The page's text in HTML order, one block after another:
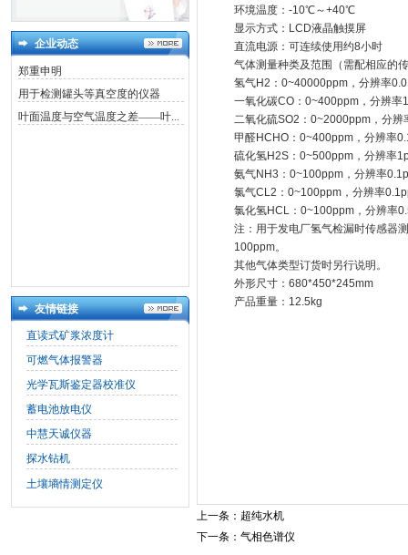
企业动态
郑重申明
用于检测罐头等真空度的仪器
叶面温度与空气温度之差——叶...
友情链接
直读式矿浆浓度计
可燃气体报警器
光学瓦斯鉴定器校准仪
蓄电池放电仪
中慧天诚仪器
探水钻机
土壤墒情测定仪
环境温度：-10℃～+40℃
显示方式：LCD液晶触摸屏
直流电源：可连续使用约8小时
气体测量种类及范围（需配相应的
氢气H2：0~40000ppm，分辨率
一氧化碳CO：0~400ppm，分辨率
二氧化硫SO2：0~2000ppm，分辨
甲醛HCHO：0~400ppm，分辨率
硫化氢H2S：0~500ppm，分辨率
氨气NH3：0~100ppm，分辨率
氯气CL2：0~100ppm，分辨率
氯化氢HCL：0~100ppm，分辨率
注：用于发电厂氢气检漏时传感器
100ppm。
其他气体类型订货时另行说明。
外形尺寸：680*450*245mm
产品重量：12.5kg
上一条： 超纯水机
下一条： 气相色谱仪